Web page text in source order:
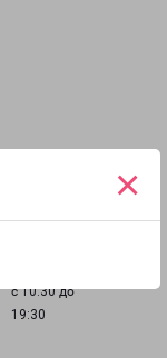
×
с 10:30 до
19:30